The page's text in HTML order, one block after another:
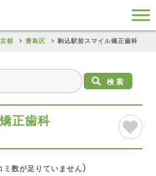
都 豊島区 駒込駅前スマイル矯正歯科
検索
正歯科
数が足りていません)